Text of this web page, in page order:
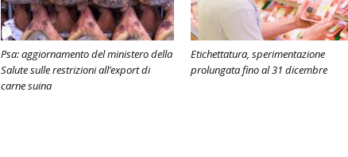
Psa: aggiornamento del ministero della
Salute sulle restrizioni all’export di
carne suina
Etichettatura, sperimentazione
prolungata fino al 31 dicembre